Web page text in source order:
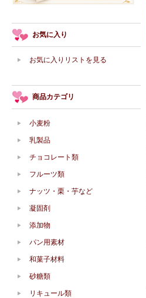
お気に入り
お気に入りリストを見る
商品カテゴリ
小麦粉
乳製品
チョコレート類
フルーツ類
ナッツ・栗・芋など
凝固剤
添加物
パン用素材
和菓子材料
砂糖類
リキュール類